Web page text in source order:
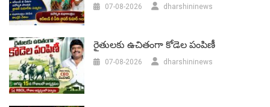
07-08-2026 dharshininews
రైతులకు ఉచితంగా కోడెల పంపిణీ
07-08-2026 dharshininews